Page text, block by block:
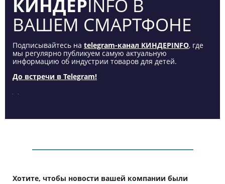
КИНДЕРINFO В
ВАШЕМ СМАРТФОНЕ
Подписывайтесь на telegram-канал КИНДЕРINFO, где
мы регулярно публикуем самую актуальную
информацию об индустрии товаров для детей.
До встречи в Telegram!
Хотите, чтобы новости вашей компании были